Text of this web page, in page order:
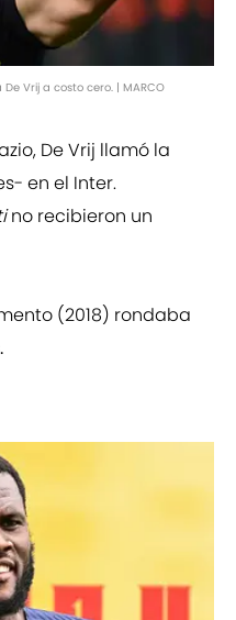
Vrij a costo cero. | MARCO
De Vrij llamó la
en el Inter.
no recibieron un
(2018) rondaba